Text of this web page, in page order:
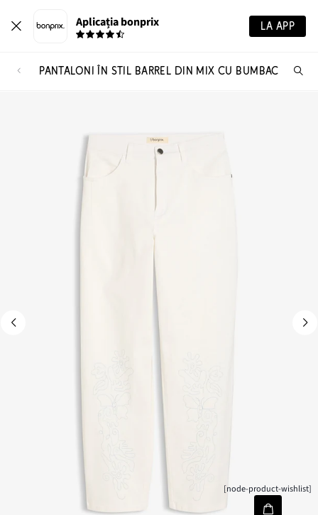
Aplicația bonprix LA APP
PANTALONI ÎN STIL BARREL DIN MIX CU BUMBAC
[node-product-wishlist]